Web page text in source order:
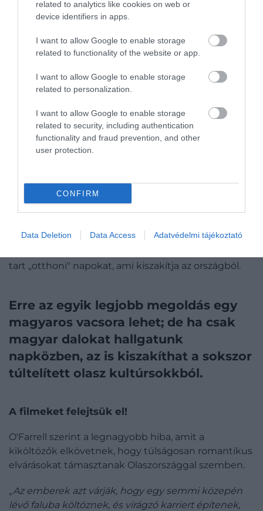
related to analytics like cookies on web or
device identifiers in apps.
I want to allow Google to enable storage
related to functionality of the website or app.
I want to allow Google to enable storage
related to personalization.
I want to allow Google to enable storage
related to security, including authentication
functionality and fraud prevention, and other
user protection.
CONFIRM
Data Deletion Data Access Adatvédelmi tájékoztató
Shutterstock
Ne éljünk állandóan „olaszosan"
Olaszország kultúrája hatalmas.
„Lehet, hogy néhányan nem fogják fel azonnal
Olaszország összes kulturális szabályát, és ez
– mondta O'Farrell.
eltöltött év után sem baj, ha időnként kicsit
tart „otthoni" napokat, ami kiszakítja az országból.
Erre az egyik legjobb megoldás egy
magyaros vacsora lehet; de ha csak
magyar dalokat hallgatunk
napközben, az is kiszakíthat a sokszor
túltelített olasz kultúrsokkból.
A filmeket felejtsük el!
O'Farrell szerint a legnagyobb hiba, amit a
kiköltözők elkövetnek, hogy túlságosan romantikus
elvárásokat támasztanak Olaszországgal szemben.
„Az emberek azt várják, hogy egy semmi közepén
lévő faluba költöznek, és virágzó karriert építenek,